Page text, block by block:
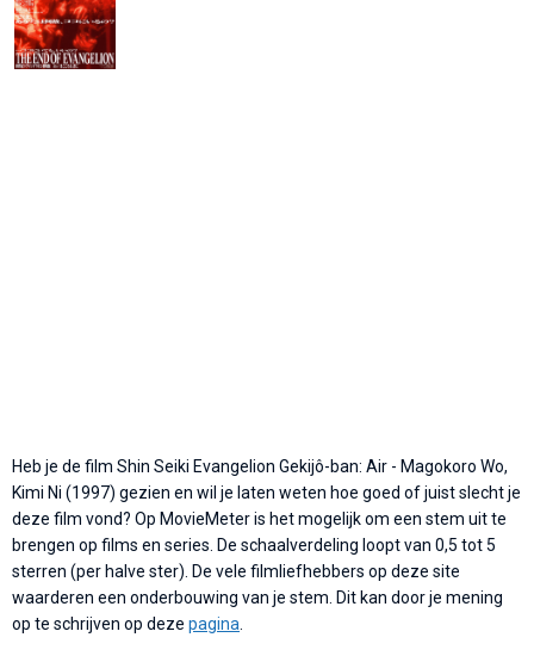
Heb je de film Shin Seiki Evangelion Gekijô-ban: Air - Magokoro Wo,
Kimi Ni (1997) gezien en wil je laten weten hoe goed of juist slecht je
deze film vond? Op MovieMeter is het mogelijk om een stem uit te
brengen op films en series. De schaalverdeling loopt van 0,5 tot 5
sterren (per halve ster). De vele filmliefhebbers op deze site
waarderen een onderbouwing van je stem. Dit kan door je mening
op te schrijven op deze pagina.